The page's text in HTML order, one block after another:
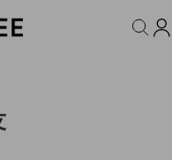
WELLNESS LIFESTYLE